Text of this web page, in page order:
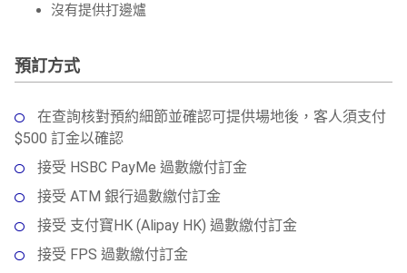
沒有提供打邊爐
預訂方式
在查詢核對預約細節並確認可提供場地後，客人須支付
$500 訂金以確認
接受 HSBC PayMe 過數繳付訂金
接受 ATM 銀行過數繳付訂金
接受 支付寶HK (Alipay HK) 過數繳付訂金
接受 FPS 過數繳付訂金